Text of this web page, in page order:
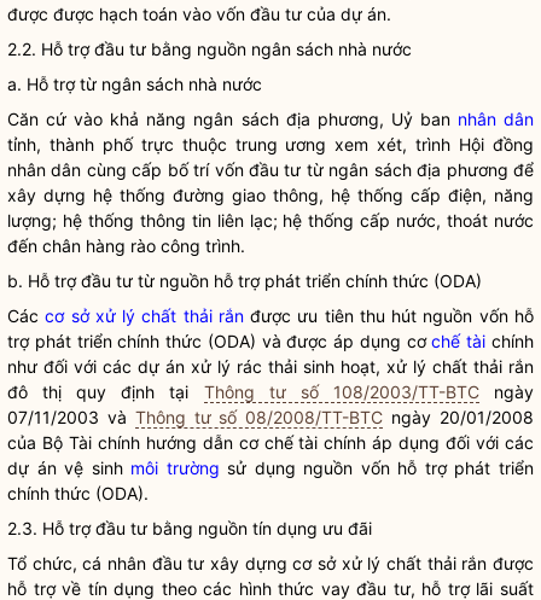
được được hạch toán vào vốn đầu tư của dự án.
2.2. Hỗ trợ đầu tư bằng nguồn ngân sách nhà nước
a. Hỗ trợ từ ngân sách nhà nước
Căn cứ vào khả năng ngân sách địa phương, Uỷ ban nhân dân
tỉnh, thành phố trực thuộc trung ương xem xét, trình Hội đồng
nhân dân cùng cấp bố trí vốn đầu tư từ ngân sách địa phương để
xây dựng hệ thống đường giao thông, hệ thống cấp điện, năng
lượng; hệ thống thông tin liên lạc; hệ thống cấp nước, thoát nước
đến chân hàng rào công trình.
b. Hỗ trợ đầu tư từ nguồn hỗ trợ phát triển chính thức (ODA)
Cáccơ sở xử lý chất thải rắnđược ưu tiên thu hút nguồn vốn hỗ
trợ phát triển chính thức (ODA) và được áp dụng cơchế tài chính
như đối với các dự án xử lý rác thải sinh hoạt, xử lý chất thải rắn
đô thị quy định tại Thông tư số 108/2003/TT-BTCngày
07/11/2003 và Thông tư số 08/2008/TT-BTC ngày 20/01/2008
của Bộ Tài chính hướng dẫn cơ chế tài chính áp dụng đối với các
dự án vệ sinh môi trường sử dụng nguồn vốn hỗ trợ phát triển
chính thức (ODA).
2.3. Hỗ trợ đầu tư bằng nguồn tín dụng ưu đãi
Tổ chức, cá nhân đầu tư xây dựngcơ sở xử lý chất thải rắn được
hỗ trợ về tín dụng theo các hình thức vay đầu tư, hỗ trợ lãi suất